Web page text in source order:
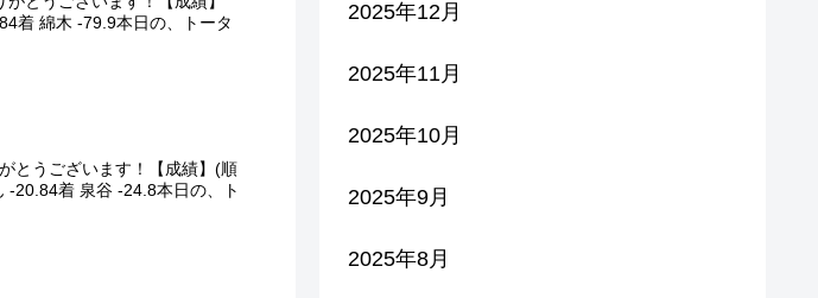
着 綿木 -79.9本日の、トータ
とうございます！【成績】(順
20.84着 泉谷 -24.8本日の、ト
2025年12月
2025年11月
2025年10月
2025年9月
2025年8月